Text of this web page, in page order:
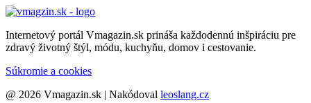
Internetový portál Vmagazin.sk prináša každodennú inšpiráciu pre
zdravý životný štýl, módu, kuchyňu, domov i cestovanie.
Súkromie a cookies
@ 2026 Vmagazin.sk | Nakódoval leoslang.cz